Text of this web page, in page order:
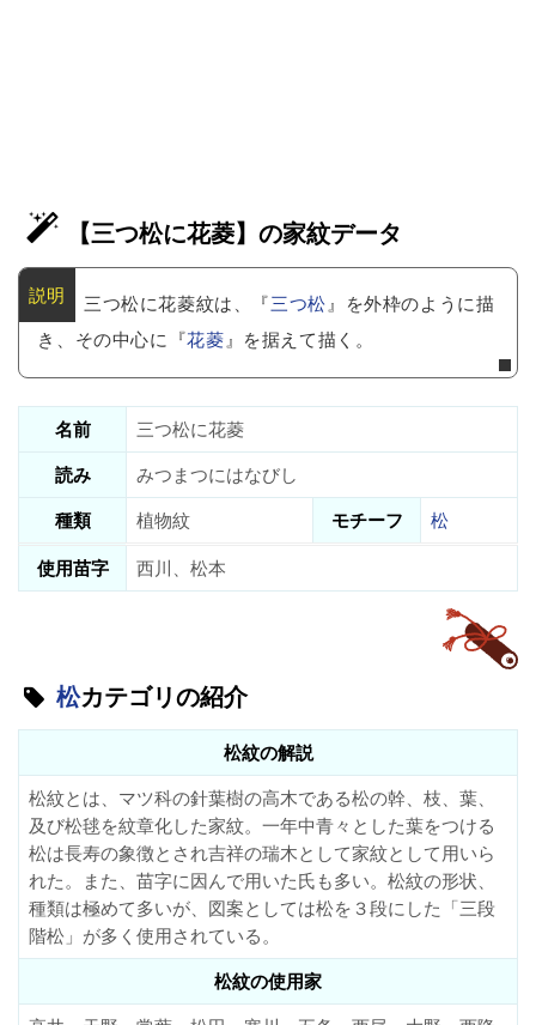
【三つ松に花菱】の家紋データ
三つ松に花菱紋は、『三つ松』を外枠のように描
き、その中心に『花菱』を据えて描く。
名前
三つ松に花菱
読み
みつまつにはなびし
種類
植物紋 モチーフ
松
使用苗字
西川、松本
松カテゴリの紹介
松紋の解説
松紋とは、マツ科の針葉樹の高木である松の幹、枝、葉、
及び松毬を紋章化した家紋。一年中青々とした葉をつける
松は長寿の象徴とされ吉祥の瑞木として家紋として用いら
れた。また、苗字に因んで用いた氏も多い。松紋の形状、
種類は極めて多いが、図案としては松を３段にした「三段
階松」が多く使用されている。
松紋の使用家